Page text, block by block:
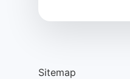
Sitemap